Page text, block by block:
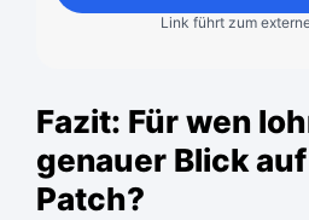
Link führt zum
Fazit: Für wen
genauer Blick
Patch?